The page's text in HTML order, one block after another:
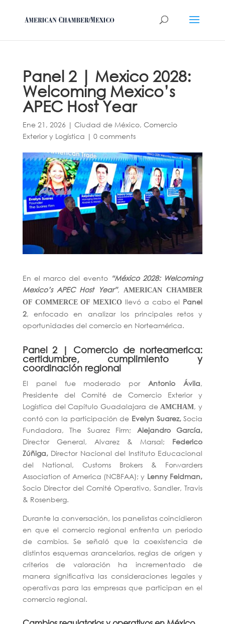
Panel 2 | Mexico 2028:
Welcoming Mexico’s
APEC Host Year
Ene 21, 2026 | Ciudad de México, Comercio
Exterior y Logística | 0 comments
En el marco del evento “México 2028: Welcoming
Mexico’s APEC Host Year”,
AMERICAN CHAMBER
OF COMMERCE OF MEXICO llevó a cabo el Panel
2, enfocado en analizar los principales retos y
oportunidades del comercio en Norteamérica.
Panel 2 | Comercio de norteamerica:
certidumbre, cumplimiento y
coordinación regional
El panel fue moderado por Antonio Ávila,
Presidente del Comité de Comercio Exterior y
Logística del Capítulo Guadalajara de AMCHAM, y
contó con la participación de Evelyn Suarez,Socia
Fundadora,The Suarez Firm; Alejandro García,
Director General, Alvarez & Marsal; Federico
Zúñiga, Director Nacional del Instituto Educacional
del National, Customs Brokers & Forwarders
Association of America (NCBFAA); y Lenny Feldman,
Socio Director del Comité Operativo,Sandler, Travis
& Rosenberg.
Durante la conversación, los panelistas coincidieron
en que el comercio regional enfrenta un periodo
de cambios. Se señaló que la coexistencia de
distintos esquemas arancelarios, reglas de origen y
criterios de valoración ha incrementado de
manera significativa las consideraciones legales y
operativas para las empresas que participan en el
comercio regional.